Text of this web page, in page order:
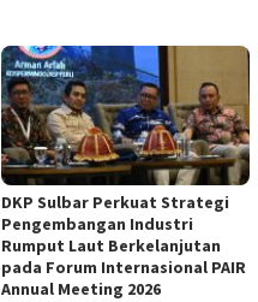
DKP Sulbar Perkuat Strategi
Pengembangan Industri
Rumput Laut Berkelanjutan
pada Forum Internasional PAIR
Annual Meeting 2026